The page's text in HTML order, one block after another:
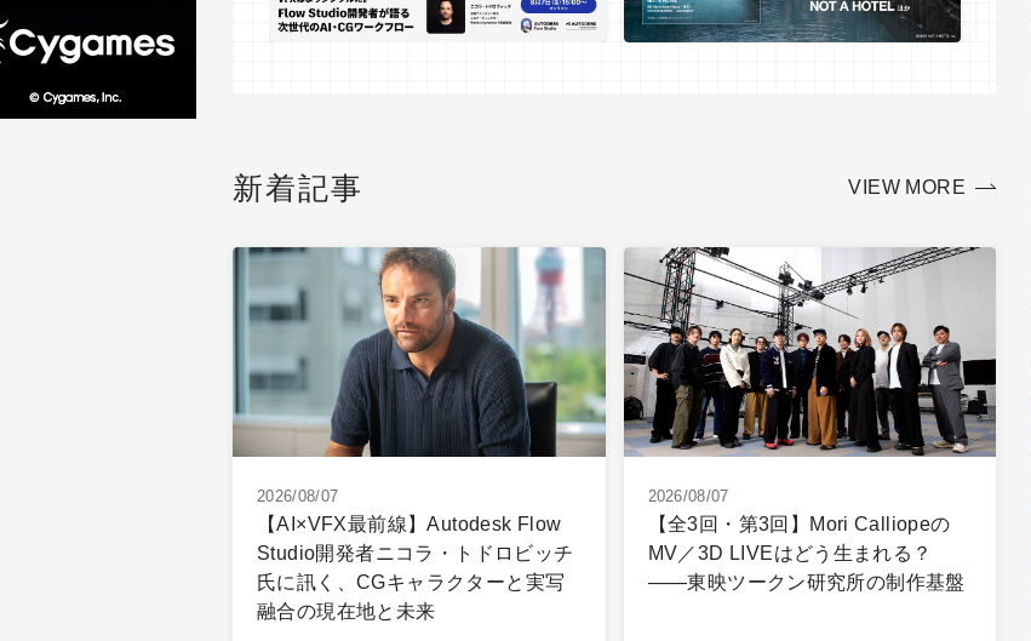
新着記事 VIEW MORE
2026/08/07
【AI×VFX最前線】Autodesk Flow
Studio開発者ニコラ・トドロビッチ
氏に訊く、CGキャラクターと実写
融合の現在地と未来
2026/08/07
【全3回・第3回】Mori Calliopeの
MV／3D LIVEはどう生まれる？
――東映ツークン研究所の制作基盤